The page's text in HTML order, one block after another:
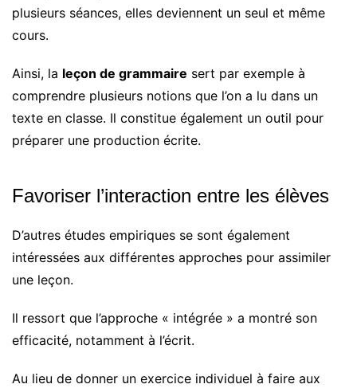
plusieurs séances, elles deviennent un seul et même
cours.
Ainsi, la leçon de grammaire sert par exemple à
comprendre plusieurs notions que l’on a lu dans un
texte en classe. Il constitue également un outil pour
préparer une production écrite.
Favoriser l’interaction entre les élèves
D’autres études empiriques se sont également
intéressées aux différentes approches pour assimiler
une leçon.
Il ressort que l’approche « intégrée » a montré son
efficacité, notamment à l’écrit.
Au lieu de donner un exercice individuel à faire aux